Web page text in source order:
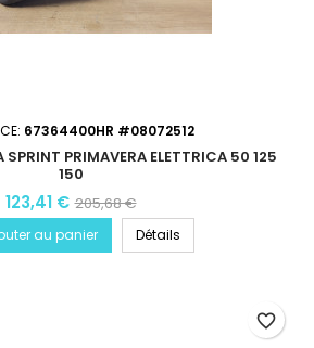
67364400HR #08072512
SPRINT PRIMAVERA ELETTRICA 50 125
150
123,41 € 205,68 €
au panier Détails
favorite_border